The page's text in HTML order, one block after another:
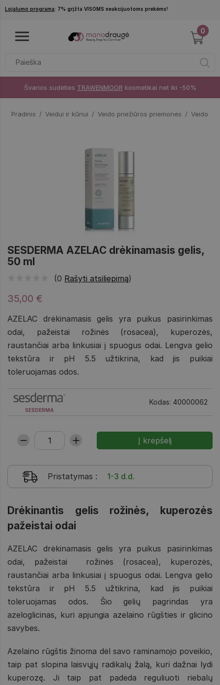
Pereiti į pagrindinį turinį
Lojalumo programa: 7% grįžta VISOMS neakcijuotoms prekėms!
0
Švarios sudėties TRAWENMOOR kosmetikai net iki -50%
Pradinis Veidui ir kūnui Veido priežiūros priemonės Veido
SESDERMA AZELAC drėkinamasis gelis,
50 ml
(0 Rašyti atsiliepimą)
35,00 €
AZELAC drėkinamasis gelis yra puikus pasirinkimas
odai, pažeistai rožinės (rosacea), kuperozės,
raustančiai arba linkusiai į spuogus odai. Lengva gelio
tekstūra ir pH 5.5 užtikrina, kad jis puikiai
toleruojamas odos.
SESDERMA
Kodas: 40000062
Pristatymas : 1-3 d.d.
Drėkinantis gelis rožinės, kuperozės
pažeistai odai
AZELAC drėkinamasis gelis yra puikus pasirinkimas
odai, pažeistai rožinės (rosacea), kuperozės,
raustančiai arba linkusiai į spuogus odai. Lengva gelio
tekstūra ir pH 5.5 užtikrina, kad jis puikiai
toleruojamas odos. Šio gelių pagrindas yra
azeloglicinas, kuri apjungia azelaino rūgšties ir glicino
savybes.
Azelaino rūgštis žinoma dėl savo raminamojo poveikio,
taip pat slopina laisvųjų radikalų žalą, kuri dažnai lydi
kuperozę. Ji taip pat padeda reguliuoti riebalų